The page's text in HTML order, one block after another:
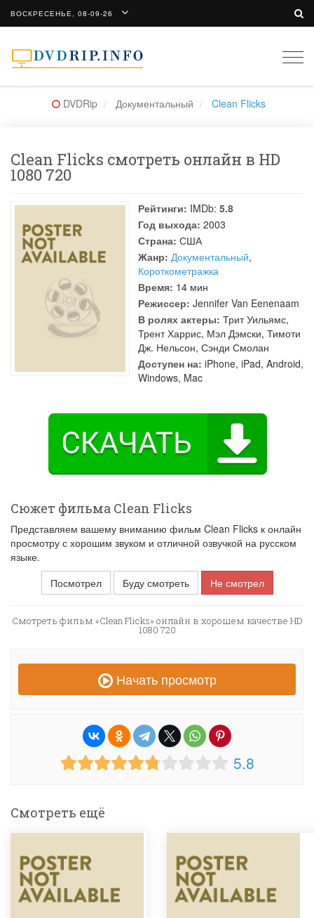
ВОСКРЕСЕНЬЕ, 08-09-26
DVDRip Документальный Clean Flicks
Clean Flicks смотреть онлайн в HD
1080 720
Рейтинги: IMDb: 5.8
Год выхода: 2003
Страна: США
Жанр: Документальный,
Короткометражка
Время: 14 мин
Режиссер: Jennifer Van Eenenaam
В ролях актеры: Трит Уильямс,
Трент Харрис, Мэл Дэмски, Тимоти
Дж. Нельсон, Сэнди Смолан
Доступен на: iPhone, iPad, Android,
Windows, Mac
Сюжет фильма Clean Flicks
Представляем вашему вниманию фильм Clean Flicks к онлайн
просмотру с хорошим звуком и отличной озвучкой на русском
языке.
Посмотрел
Буду смотреть Не смотрел
Смотреть фильм «Clean Flicks» онлайн в хорошем качестве HD
1080 720
Начать просмотр
5.8
Смотреть ещё